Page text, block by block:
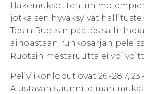
Hakemukset tehtiin
jotka sen hyväksyivät
Tosin Ruotsin päätös sallii
ainoastaan runkosarjan
Ruotsin mestaruutta ei voi
Peliviikonloput ovat 26.-28.7, 23.-
Alustavan suunnitelman